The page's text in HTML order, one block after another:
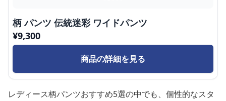
柄 パンツ 伝統迷彩 ワイドパンツ
¥9,300
商品の詳細を見る
レディース柄パンツおすすめ5選の中でも、個性的なスタ